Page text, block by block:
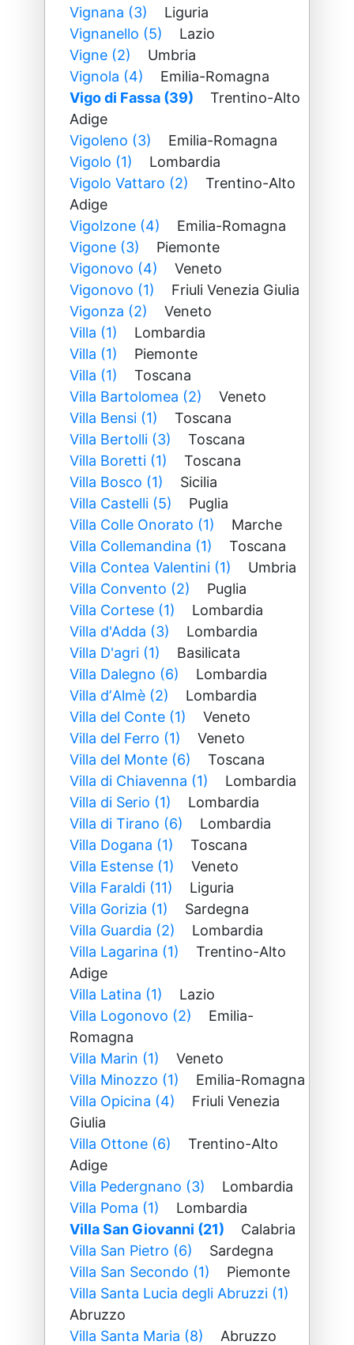
Vignana (3)
Liguria
Vignanello (5)
Lazio
Vigne (2)
Umbria
Vignola (4)
Emilia-Romagna
Vigo di Fassa (39)
Trentino-Alto
Adige
Vigoleno (3)
Emilia-Romagna
Vigolo (1)
Lombardia
Vigolo Vattaro (2)
Trentino-Alto
Adige
Vigolzone (4)
Emilia-Romagna
Vigone (3)
Piemonte
Vigonovo (4)
Veneto
Vigonovo (1)
Friuli Venezia Giulia
Vigonza (2)
Veneto
Villa (1)
Lombardia
Villa (1)
Piemonte
Villa (1)
Toscana
Villa Bartolomea (2)
Veneto
Villa Bensi (1)
Toscana
Villa Bertolli (3)
Toscana
Villa Boretti (1)
Toscana
Villa Bosco (1)
Sicilia
Villa Castelli (5)
Puglia
Villa Colle Onorato (1)
Marche
Villa Collemandina (1)
Toscana
Villa Contea Valentini (1)
Umbria
Villa Convento (2)
Puglia
Villa Cortese (1)
Lombardia
Villa d'Adda (3)
Lombardia
Villa D'agri (1)
Basilicata
Villa Dalegno (6)
Lombardia
Villa dʼAlmè (2)
Lombardia
Villa del Conte (1)
Veneto
Villa del Ferro (1)
Veneto
Villa del Monte (6)
Toscana
Villa di Chiavenna (1)
Lombardia
Villa di Serio (1)
Lombardia
Villa di Tirano (6)
Lombardia
Villa Dogana (1)
Toscana
Villa Estense (1)
Veneto
Villa Faraldi (11)
Liguria
Villa Gorizia (1)
Sardegna
Villa Guardia (2)
Lombardia
Villa Lagarina (1)
Trentino-Alto
Adige
Villa Latina (1)
Lazio
Villa Logonovo (2)
Emilia-
Romagna
Villa Marin (1)
Veneto
Villa Minozzo (1)
Emilia-Romagna
Villa Opicina (4)
Friuli Venezia
Giulia
Villa Ottone (6)
Trentino-Alto
Adige
Villa Pedergnano (3)
Lombardia
Villa Poma (1)
Lombardia
Villa San Giovanni (21)
Calabria
Villa San Pietro (6)
Sardegna
Villa San Secondo (1)
Piemonte
Villa Santa Lucia degli Abruzzi (1)
Abruzzo
Villa Santa Maria (8)
Abruzzo